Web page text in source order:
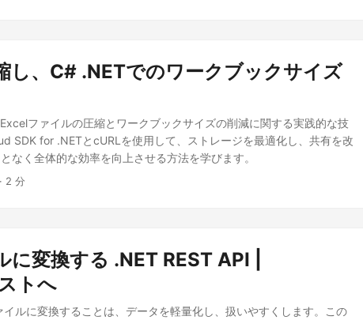
し、C# .NETでのワークブックサイズ
ファイルの圧縮とワークブックサイズの削減に関する実践的な技
SDK for .NETとcURLを使用して、ストレージを最適化し、共有を改
なく全体的な効率を向上させる方法を学びます。
2 分
変換する .NET REST API |
トへ
ルに変換することは、データを軽量化し、扱いやすくします。この